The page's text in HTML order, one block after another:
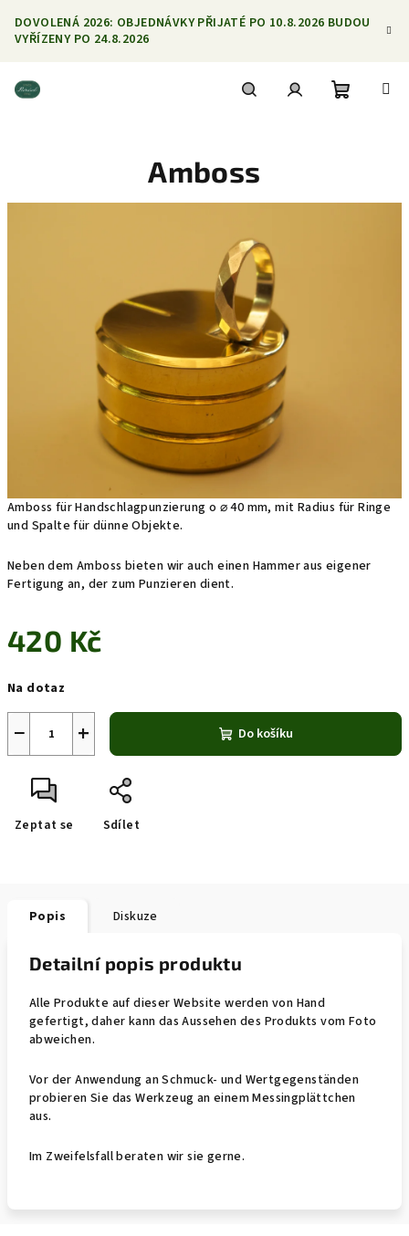
obsah
DOVOLENÁ 2026: OBJEDNÁVKY PŘIJATÉ PO 10.8.2026 BUDOU
VYŘÍZENY PO 24.8.2026
Amboss für Handschlagpunzierung o ⌀ 40 mm,mit Radius für Ringe
und Spalte für dünne Objekte.
Neben dem Amboss bieten wir auch einen Hammer aus eigener
Fertigung an, der zum Punzieren dient.
420 Kč
cena:
Na dotaz
+
− Do košíku
Zeptat se Sdílet
Amboss
Popis Diskuze
Detailní popis produktu
Alle Produkte auf dieser Website werden von Hand
gefertigt, daher kann das Aussehen des Produkts vom Foto
abweichen.
Vor der Anwendung an Schmuck- und Wertgegenständen
probieren Sie das Werkzeug an einem Messingplättchen
aus.
Im Zweifelsfall beraten wir sie gerne.